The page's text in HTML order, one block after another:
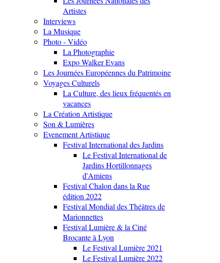
Artistes
Interviews
La Musique
Photo - Vidéo
La Photographie
Expo Walker Evans
Les Journées Européennes du Patrimoine
Voyages Culturels
La Culture, des lieux fréquentés en
vacances
La Création Artistique
Son & Lumières
Evenement Artistique
Festival International des Jardins
Le Festival International de
Jardins Hortillonnages
d'Amiens
Festival Chalon dans la Rue
édition 2022
Festival Mondial des Théâtres de
Marionnettes
Festival Lumière & la Ciné
Brocante à Lyon
Le Festival Lumière 2021
Le Festival Lumière 2022